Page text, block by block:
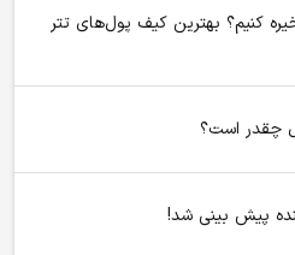
کنیم؟ بهترین کیف پول‌های تتر
چقدر است؟
پیش بینی شد!